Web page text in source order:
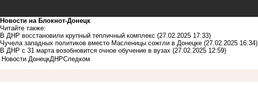
Новости на Блoкнoт-Донецк
Читайте также:
В ДНР восстановили крупный тепличный комплекс (27.02.2025 17:33)
Чучела западных политиков вместо Масленицы сожгли в Донецке (27.02.2025 16:34)
В ДНР с 31 марта возобновится очное обучение в вузах (27.02.2025 12:59)
Новости ДонецкДНРСледком